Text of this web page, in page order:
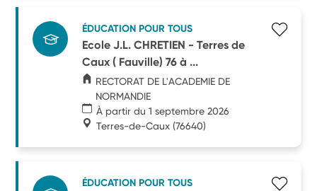
ÉDUCATION POUR TOUS
Ecole J.L. CHRETIEN - Terres de
Caux ( Fauville) 76 à ...
RECTORAT DE L'ACADEMIE DE
NORMANDIE
À partir du 1 septembre 2026
Terres-de-Caux (76640)
ÉDUCATION POUR TOUS